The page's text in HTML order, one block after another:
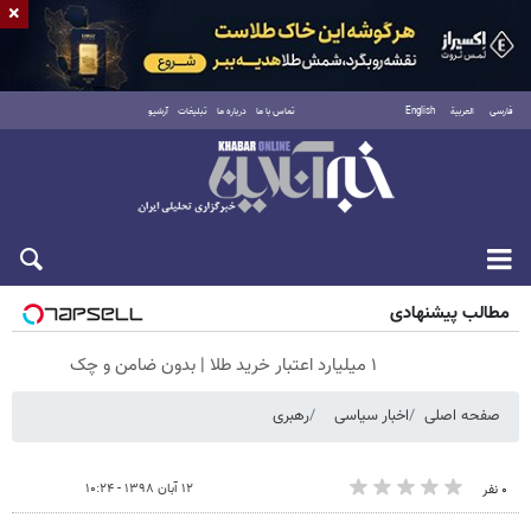
فارسی العربية English تماس با ما درباره ما تبلیغات آرشیو
جمعه ۱۶ مرداد ۱۴۰۵
مطالب پیشنهادی
۱ میلیارد اعتبار خرید طلا | بدون ضامن و چک
صفحه اصلی اخبار سیاسی رهبری
۰ نفر ۱۲ آبان ۱۳۹۸ - ۱۰:۲۴
×